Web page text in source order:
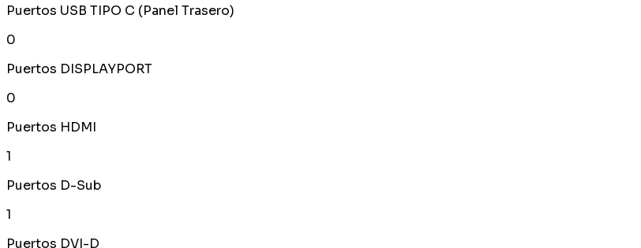
Puertos USB TIPO C (Panel Trasero)
0
Puertos DISPLAYPORT
0
Puertos HDMI
1
Puertos D-Sub
1
Puertos DVI-D